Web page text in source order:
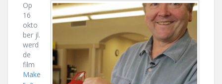
Op
16
okto
ber jl.
werd
de
film
Make